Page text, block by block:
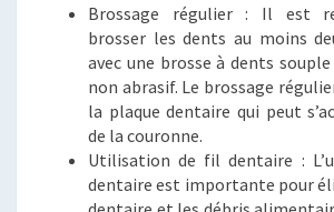
Brossage régulier : Il est
brosser les dents au moins
avec une brosse à dents
non abrasif. Le brossage
la plaque dentaire qui peut
de la couronne.
Utilisation de fil dentaire :
dentaire est importante pour